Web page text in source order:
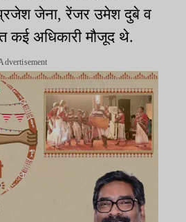
जेना, रेंजर उमेश दुबे व
कई अधिकारी मौजूद थे.